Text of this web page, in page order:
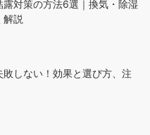
露対策の方法6選｜換気・除湿
解説
しない！効果と選び方、注